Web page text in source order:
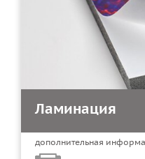
Ламинация
дополнительная